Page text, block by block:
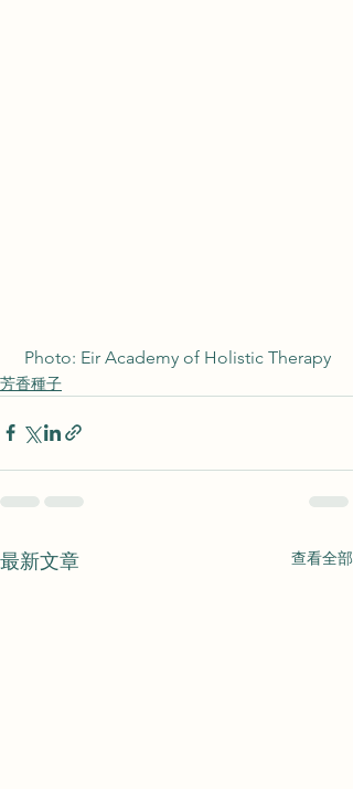
Photo: Eir Academy of Holistic Therapy
芳香種子
最新文章 查看全部